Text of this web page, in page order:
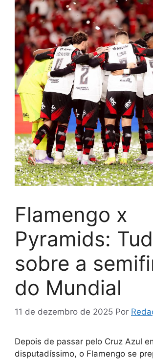
Flamengo x
Pyramids:
sobre a
do Mundial
11 de dezembro de 2025 Por
Depois de passar pelo Cruz Azul
disputadíssimo, o Flamengo se